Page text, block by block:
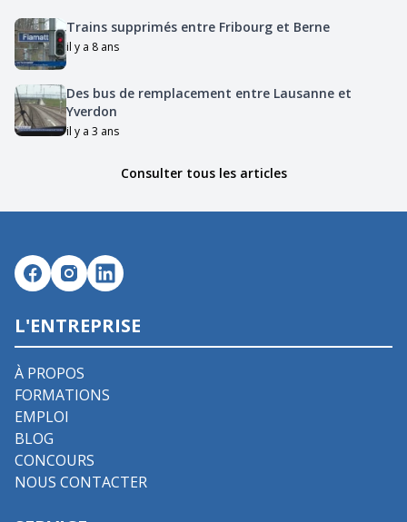
Trains supprimés entre Fribourg et Berne
il y a 8 ans
Des bus de remplacement entre Lausanne et
Yverdon
il y a 3 ans
Consulter tous les articles
L'ENTREPRISE
À PROPOS
FORMATIONS
EMPLOI
BLOG
CONCOURS
NOUS CONTACTER